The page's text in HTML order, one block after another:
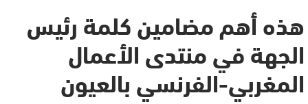
هذه أهم مضامين كلمة رئيس
الجهة في منتدى الأعمال
المغربي-الفرنسي بالعيون